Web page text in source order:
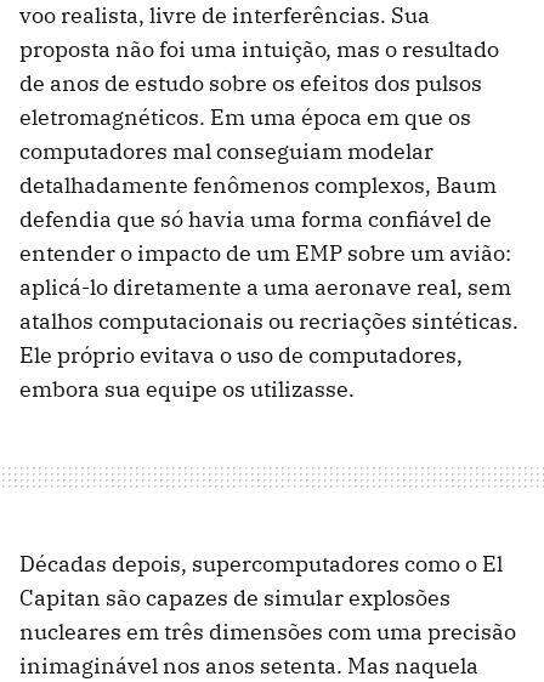
voo realista, livre de interferências. Sua
proposta não foi uma intuição, mas o resultado
de anos de estudo sobre os efeitos dos pulsos
eletromagnéticos. Em uma época em que os
computadores mal conseguiam modelar
detalhadamente fenômenos complexos, Baum
defendia que só havia uma forma confiável de
entender o impacto de um EMP sobre um avião:
aplicá-lo diretamente a uma aeronave real, sem
atalhos computacionais ou recriações sintéticas.
Ele próprio evitava o uso de computadores,
embora sua equipe os utilizasse.
Décadas depois, supercomputadores como o El
Capitan são capazes de simular explosões
nucleares em três dimensões com uma precisão
inimaginável nos anos setenta. Mas naquela